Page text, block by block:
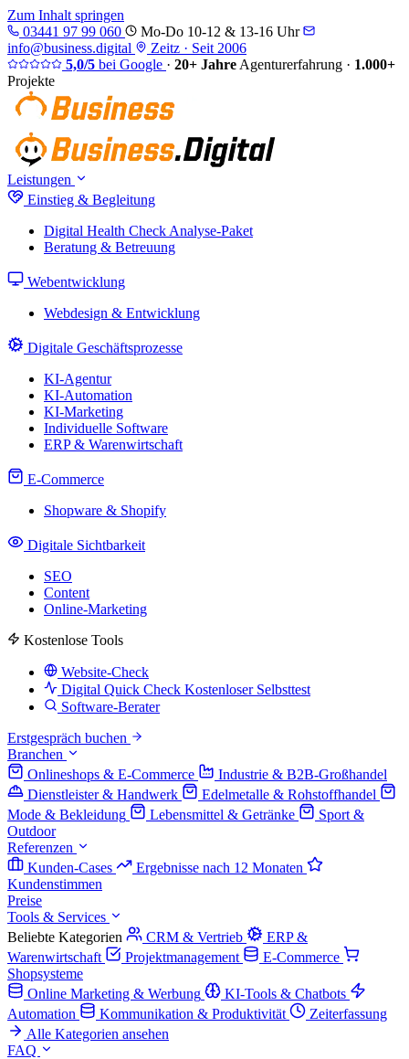
Zum Inhalt springen
03441 97 99 060
Mo-Do 10-12 & 13-16 Uhr
info@business.digital
Zeitz · Seit 2006
5,0/5 bei Google · 20+ Jahre Agenturerfahrung · 1.000+
Projekte
Leistungen
Einstieg & Begleitung
Digital Health Check Analyse-Paket
Beratung & Betreuung
Webentwicklung
Webdesign & Entwicklung
Digitale Geschäftsprozesse
KI-Agentur
KI-Automation
KI-Marketing
Individuelle Software
ERP & Warenwirtschaft
E-Commerce
Shopware & Shopify
Digitale Sichtbarkeit
SEO
Content
Online-Marketing
Kostenlose Tools
Website-Check
Digital Quick Check Kostenloser Selbsttest
Software-Berater
Erstgespräch buchen
Branchen
Onlineshops & E-Commerce
Industrie & B2B-Großhandel
Dienstleister & Handwerk
Edelmetalle & Rohstoffhandel
Mode & Bekleidung
Lebensmittel & Getränke
Sport &
Outdoor
Referenzen
Kunden-Cases
Ergebnisse nach 12 Monaten
Kundenstimmen
Preise
Tools & Services
Beliebte Kategorien
CRM & Vertrieb
ERP &
Warenwirtschaft
Projektmanagement
E-Commerce
Shopsysteme
Online Marketing & Werbung
KI-Tools & Chatbots
Automation
Kommunikation & Produktivität
Zeiterfassung
Alle Kategorien ansehen
FAQ